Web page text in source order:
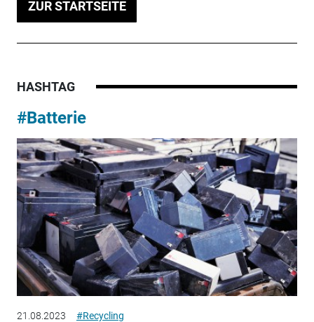
ZUR STARTSEITE
HASHTAG
#Batterie
21.08.2023 #Recycling